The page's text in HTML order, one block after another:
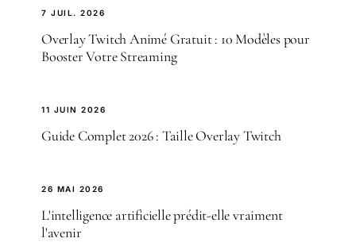
7 JUIL. 2026
Overlay Twitch Animé Gratuit : 10 Modèles pour
Booster Votre Streaming
11 JUIN 2026
Guide Complet 2026 : Taille Overlay Twitch
26 MAI 2026
L'intelligence artificielle prédit-elle vraiment
l'avenir